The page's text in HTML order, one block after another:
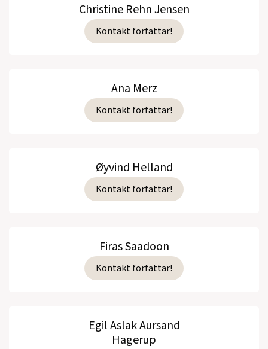
Christine Rehn Jensen
Kontakt forfattar!
Ana Merz
Kontakt forfattar!
Øyvind Helland
Kontakt forfattar!
Firas Saadoon
Kontakt forfattar!
Egil Aslak Aursand
Hagerup